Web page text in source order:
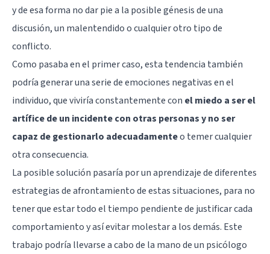
y de esa forma no dar pie a la posible génesis de una
discusión, un malentendido o cualquier otro tipo de
conflicto.
Como pasaba en el primer caso, esta tendencia también
podría generar una serie de emociones negativas en el
individuo, que viviría constantemente con el miedo a ser el
artífice de un incidente con otras personas y no ser
capaz de gestionarlo adecuadamenteo temer cualquier
otra consecuencia.
La posible solución pasaría por un aprendizaje de diferentes
estrategias de afrontamiento de estas situaciones, para no
tener que estar todo el tiempo pendiente de justificar cada
comportamiento y así evitar molestar a los demás. Este
trabajo podría llevarse a cabo de la mano de un psicólogo